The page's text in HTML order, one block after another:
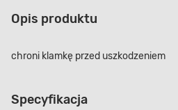
Opis produktu
chroni klamkę przed uszkodzeniem
Specyfikacja